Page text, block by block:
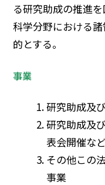
る研究助成の推進
科学分野における
的とする。
事業
研究助成及
研究助成及
表会開催など
その他この
事業